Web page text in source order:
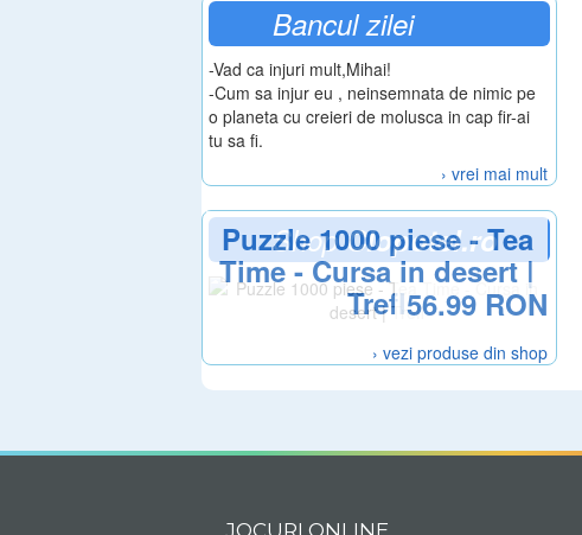
Bancul zilei
-Vad ca injuri mult,Mihai!
-Cum sa injur eu , neinsemnata de nimic pe
o planeta cu creieri de molusca in cap fir-ai
tu sa fi.
› vrei mai mult
ShopClopotel.ro
Puzzle 1000 piese - Tea
Time - Cursa in desert |
Trefl56.99 RON
› vezi produse din shop
JOCURI ONLINE